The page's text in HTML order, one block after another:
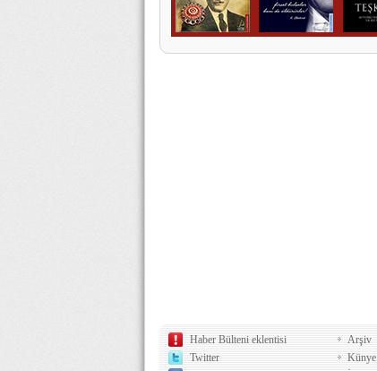
Haber Bülteni eklentisi
Twitter
Arşiv
Künye